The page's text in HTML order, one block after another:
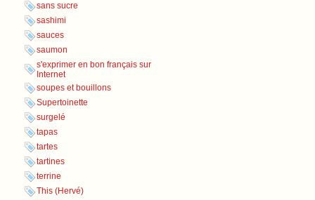
sans sucre
sashimi
sauces
saumon
s'exprimer en bon français sur
Internet
soupes et bouillons
Supertoinette
surgelé
tapas
tartes
tartines
terrine
This (Hervé)